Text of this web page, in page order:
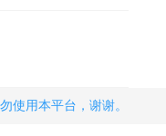
使用本平台，谢谢。